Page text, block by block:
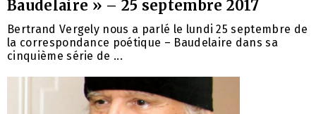
Baudelaire » – 25 septembre 2017
Bertrand Vergely nous a parlé le lundi 25 septembre de
la correspondance poétique – Baudelaire dans sa
cinquième série de ...